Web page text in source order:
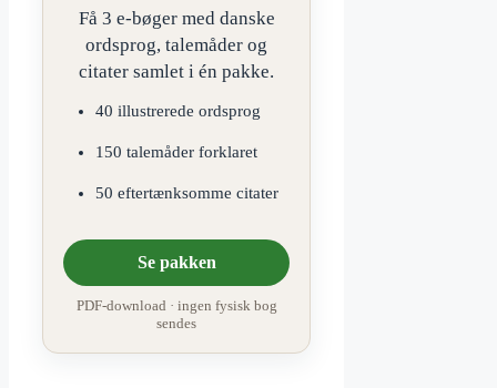
Få 3 e-bøger med danske
ordsprog, talemåder og
citater samlet i én pakke.
40 illustrerede ordsprog
150 talemåder forklaret
50 eftertænksomme citater
Se pakken
PDF-download · ingen fysisk bog
sendes